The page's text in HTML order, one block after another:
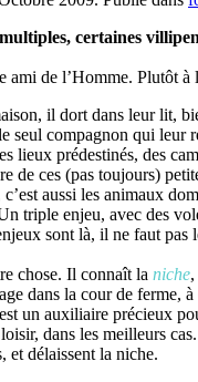
certaines
ami de l’Homme. Plutôt à
il dort dans leur lit,
seul compagnon qui leur
lieux prédestinés, des
de ces (pas toujours)
aussi les animaux
triple enjeu, avec des
sont là, il ne faut pas
chose. Il connaît la niche
dans la cour de ferme,
un auxiliaire précieux
dans les meilleurs
et délaissent la niche.